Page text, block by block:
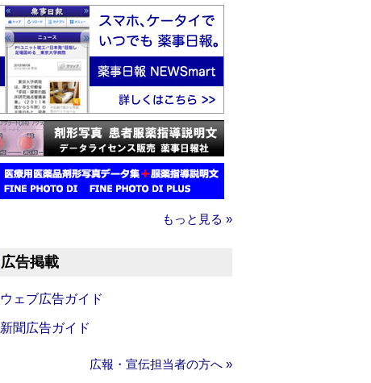
もっと見る »
広告掲載
ウェブ広告ガイド
新聞広告ガイド
広報・宣伝担当者の方へ »